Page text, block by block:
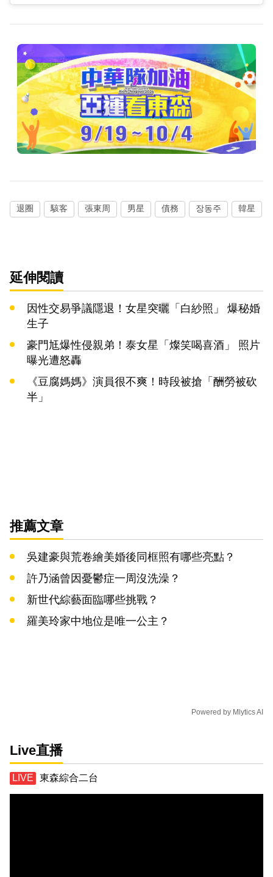
退圈 駭客 張東周 男星 債務 장동주 韓星
延伸閱讀
因性交易爭議隱退！女星突曬「白紗照」 爆秘婚
生子
豪門尪爆性侵親弟！泰女星「燦笑喝喜酒」 照片
曝光遭怒轟
《豆腐媽媽》演員很不爽！時段被搶「酬勞被砍
半」
推薦文章
吳建豪與荒卷繪美婚後同框照有哪些亮點？
許乃涵曾因憂鬱症一周沒洗澡？
新世代綜藝面臨哪些挑戰？
羅美玲家中地位是唯一公主？
Powered by Mlytics AI
Live直播
東森綜合二台